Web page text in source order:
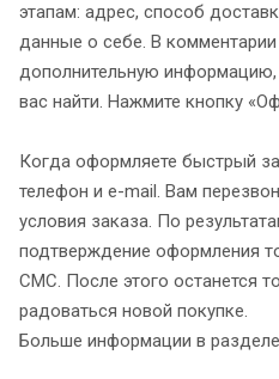
этапам: адрес, способ
данные о себе. В
дополнительную
вас найти. Нажмите кнопку
Когда оформляете быстрый
телефон и e-mail. Вам
условия заказа. По
подтверждение оформления
СМС. После этого останется
радоваться новой покупке.
Больше информации в разделе